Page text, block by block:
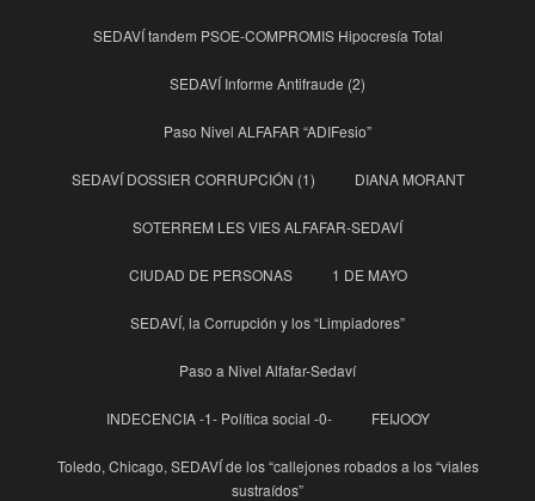
SEDAVÍ tandem PSOE-COMPROMIS Hipocresía Total
SEDAVÍ Informe Antifraude (2)
Paso Nivel ALFAFAR “ADIFesio”
SEDAVÍ DOSSIER CORRUPCIÓN (1) DIANA MORANT
SOTERREM LES VIES ALFAFAR-SEDAVÍ
CIUDAD DE PERSONAS 1 DE MAYO
SEDAVÍ, la Corrupción y los “Limpiadores”
Paso a Nivel Alfafar-Sedaví
INDECENCIA -1- Política social -0- FEIJOOY
Toledo, Chicago, SEDAVÍ de los “callejones robados a los “viales
sustraídos”